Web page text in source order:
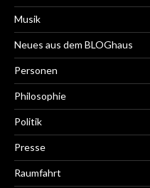
Musik
Neues aus dem BLOGhaus
Personen
Philosophie
Politik
Presse
Raumfahrt